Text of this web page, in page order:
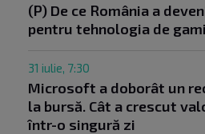
(P) De ce România a
pentru tehnologia de
31 iulie, 7:30
Microsoft a doborât un
la bursă. Cât a crescut
într-o singură zi